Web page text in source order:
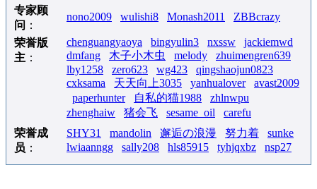
专家顾
问 ：
nono2009 wulishi8 Monash2011 ZBBcrazy
荣誉版
主 ：
chenguangyaoya bingyulin3 nxssw
jackiemwd
dmfang
木子小木虫 melody
zhuimengren639
lby1258
zero623 wg423
qingshaojun0823
cxksama
天天向上3035 yanhualover
avast2009
paperhunter
自私的猫1988
zhlnwpu
zhenghaiw
猪会飞 sesame_oil
carefu
荣誉成
员 ：
SHY31 mandolin 邂逅の浪漫 努力着
sunke
lwiaanngg
sally208 hls85915 tyhjqxbz nsp27